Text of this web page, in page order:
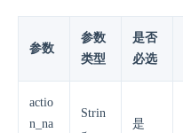
参数
参数
类型
是否
必选
actio
n_na
Strin
是